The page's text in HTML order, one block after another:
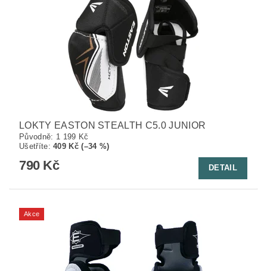
LOKTY EASTON STEALTH C5.0 JUNIOR
Původně: 1 199 Kč
Ušetříte:409 Kč (–34 %)
790 Kč DETAIL
Akce